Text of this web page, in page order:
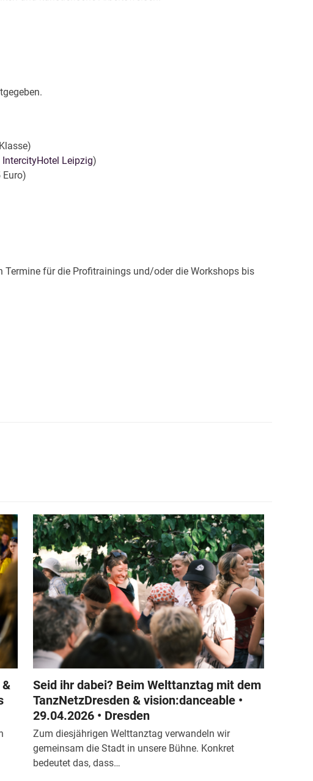
IntercityHotel Leipzig)
Termine für die Profitrainings und/oder die Workshops bis
Seid ihr dabei? Beim Welttanztag mit dem
TanzNetzDresden & vision:danceable •
29.04.2026 • Dresden
Zum diesjährigen Welttanztag verwandeln wir
gemeinsam die Stadt in unsere Bühne. Konkret
bedeutet das, dass…